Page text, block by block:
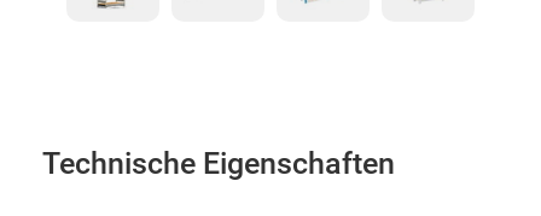
Technische Eigenschaften